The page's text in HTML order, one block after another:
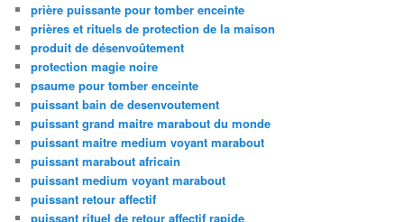
prière puissante pour tomber enceinte
prières et rituels de protection de la maison
produit de désenvoûtement
protection magie noire
psaume pour tomber enceinte
puissant bain de desenvoutement
puissant grand maitre marabout du monde
puissant maitre medium voyant marabout
puissant marabout africain
puissant medium voyant marabout
puissant retour affectif
puissant rituel de retour affectif rapide